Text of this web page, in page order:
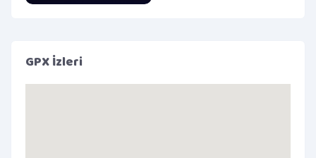
GPX İzleri